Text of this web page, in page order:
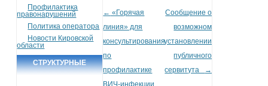
Профилактика
правонарушений
Политика оператора
Новости Кировской
области
СТРУКТУРНЫЕ
Post navigation
← «Горячая
линия» для
консультирования
по
профилактике
Сообщение о
возможном
установлении
публичного
сервитута
→